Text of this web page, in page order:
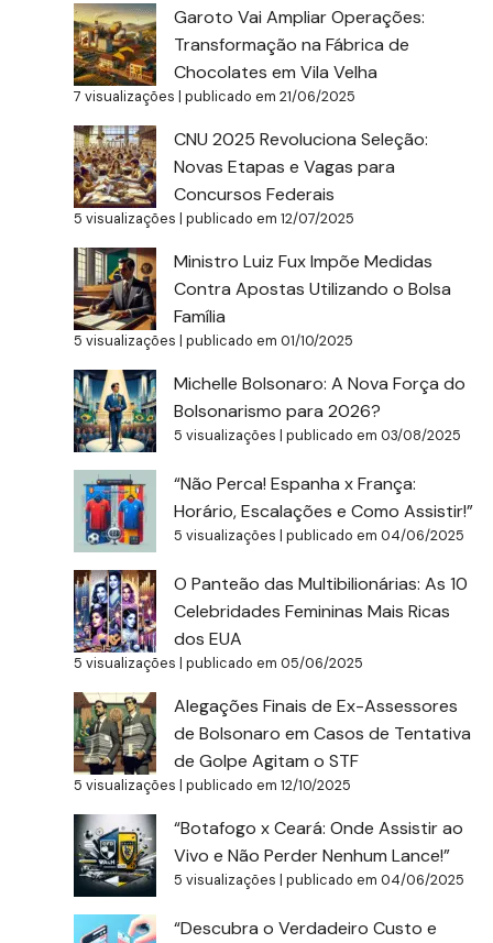
Garoto Vai Ampliar Operações:
Transformação na Fábrica de
Chocolates em Vila Velha
7 visualizações |publicado em 21/06/2025
CNU 2025 Revoluciona Seleção:
Novas Etapas e Vagas para
Concursos Federais
5 visualizações |publicado em 12/07/2025
Ministro Luiz Fux Impõe Medidas
Contra Apostas Utilizando o Bolsa
Família
5 visualizações |publicado em 01/10/2025
Michelle Bolsonaro: A Nova Força do
Bolsonarismo para 2026?
5 visualizações |publicado em 03/08/2025
“Não Perca! Espanha x França:
Horário, Escalações e Como Assistir!”
5 visualizações |publicado em 04/06/2025
O Panteão das Multibilionárias: As 10
Celebridades Femininas Mais Ricas
dos EUA
5 visualizações |publicado em 05/06/2025
Alegações Finais de Ex-Assessores
de Bolsonaro em Casos de Tentativa
de Golpe Agitam o STF
5 visualizações |publicado em 12/10/2025
“Botafogo x Ceará: Onde Assistir ao
Vivo e Não Perder Nenhum Lance!”
5 visualizações |publicado em 04/06/2025
“Descubra o Verdadeiro Custo e